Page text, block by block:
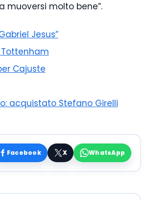
muoversi molto bene”.
Jesus”
Tottenham
Cajuste
acquistato Stefano Girelli
Facebook X WhatsApp